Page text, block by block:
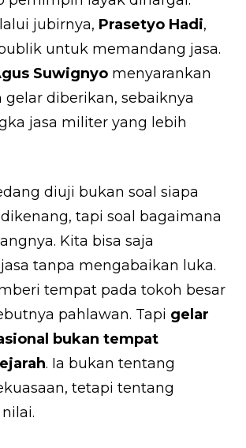
jubirnya, Prasetyo Hadi,
untuk memandang jasa.
Suwignyo menyarankan
gelar diberikan, sebaiknya
jasa militer yang lebih
diuji bukan soal siapa
tapi soal bagaimana
Kita bisa saja
tanpa mengabaikan luka.
tempat pada tokoh besar
pahlawan. Tapi gelar
bukan tempat
. Ia bukan tentang
tetapi tentang